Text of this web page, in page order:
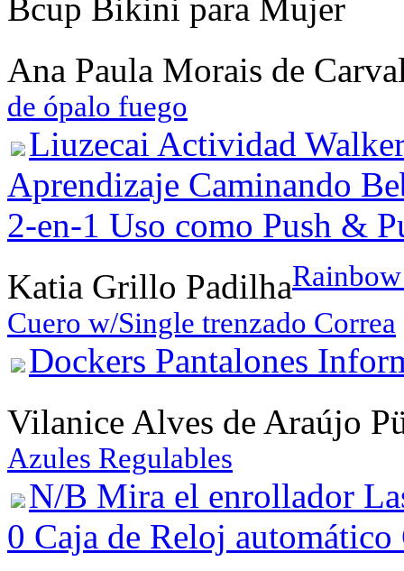
Bcup Bikini para Mujer
Ana Paula Morais de
de ópalo fuego
Liuzecai Actividad
Aprendizaje Caminando
2-en-1 Uso como Push &
Katia Grillo Padilha
Cuero w/Single trenzado Correa
Dockers Pantalones
Vilanice Alves de Araújo
Azules Regulables
N/B Mira el enrollador
0 Caja de Reloj